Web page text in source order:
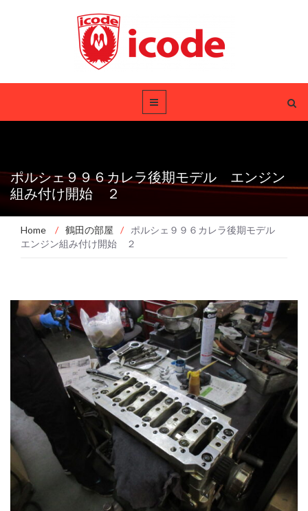
ポルシェ９９６カレラ後期モデル エンジン
組み付け開始 ２
Home / 鶴田の部屋 /
ポルシェ９９６カレラ後期モデル
エンジン組み付け開始 ２